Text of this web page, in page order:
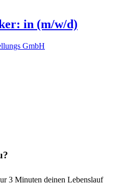
in (m/w/d)
GmbH
3 Minuten deinen Lebenslauf